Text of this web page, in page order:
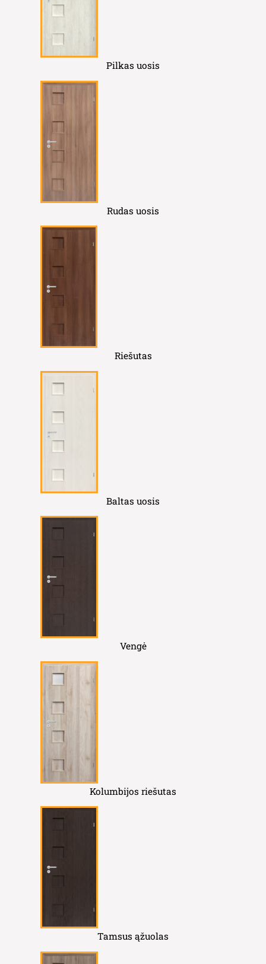
Pilkas uosis
Rudas uosis
Riešutas
Baltas uosis
Vengė
Kolumbijos riešutas
Tamsus ąžuolas